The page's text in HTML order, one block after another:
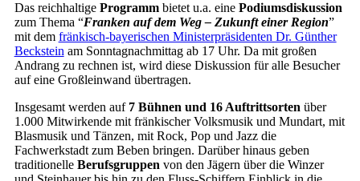
Das reichhaltige Programm bietet u.a. eine Podiumsdiskussion
zum Thema “Franken auf dem Weg – Zukunft einer Region”
mit dem fränkisch-bayerischen Ministerpräsidenten Dr. Günther
Beckstein am Sonntagnachmittag ab 17 Uhr. Da mit großen
Andrang zu rechnen ist, wird diese Diskussion für alle Besucher
auf eine Großleinwand übertragen.
Insgesamt werden auf 7 Bühnen und 16 Auftrittsorten über
1.000 Mitwirkende mit fränkischer Volksmusik und Mundart, mit
Blasmusik und Tänzen, mit Rock, Pop und Jazz die
Fachwerkstadt zum Beben bringen. Darüber hinaus geben
traditionelle Berufsgruppen von den Jägern über die Winzer